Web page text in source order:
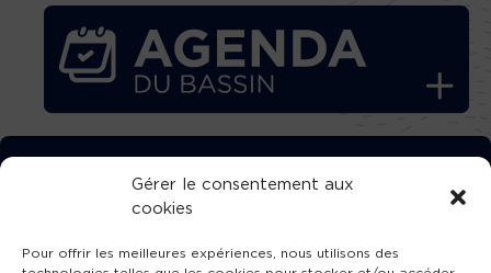
Gérer le consentement aux
cookies
Pour offrir les meilleures expériences, nous utilisons des
TÉLÉCHARGEZ GRATUITEMENT
L’APPLICATION TVBA !